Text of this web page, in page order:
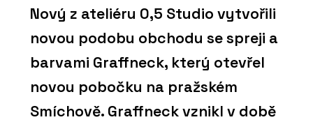
Nový z ateliéru 0,5 Studio vytvořili
novou podobu obchodu se spreji a
barvami Graffneck, který otevřel
novou pobočku na pražském
Smíchově. Graffneck vznikl v době